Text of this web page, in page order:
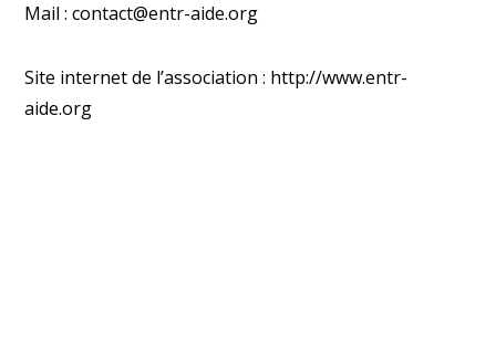
Mail : contact@entr-aide.org
Site internet de l’association : http://www.entr-
aide.org